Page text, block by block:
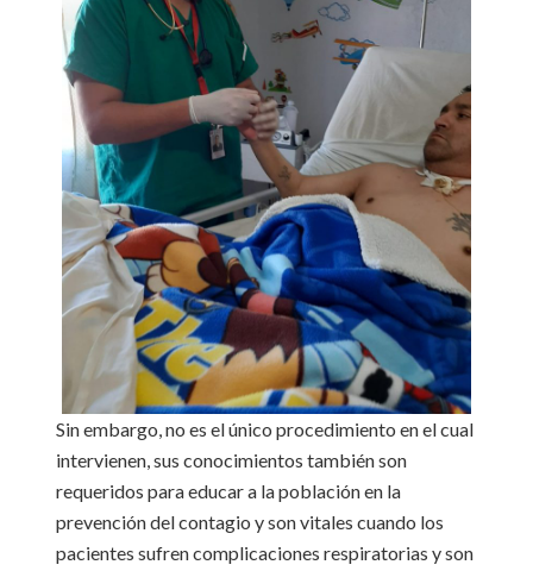
Sin embargo, no es el único procedimiento en el cual
intervienen, sus conocimientos también son
requeridos para educar a la población en la
prevención del contagio y son vitales cuando los
pacientes sufren complicaciones respiratorias y son